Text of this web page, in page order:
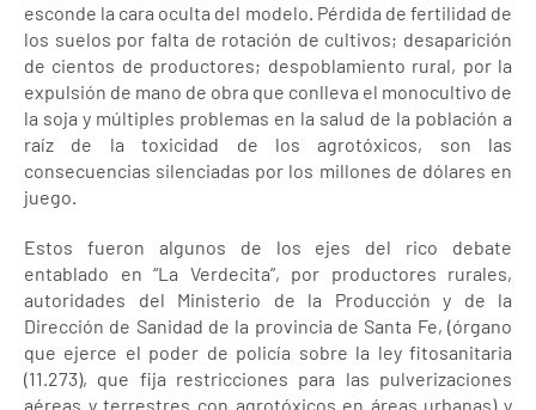
esconde la cara oculta del modelo. Pérdida de fertilidad de
los suelos por falta de rotación de cultivos; desaparición
de cientos de productores; despoblamiento rural, por la
expulsión de mano de obra que conlleva el monocultivo de
la soja y múltiples problemas en la salud de la población a
raíz de la toxicidad de los agrotóxicos, son las
consecuencias silenciadas por los millones de dólares en
juego.
Estos fueron algunos de los ejes del rico debate
entablado en “La Verdecita”, por productores rurales,
autoridades del Ministerio de la Producción y de la
Dirección de Sanidad de la provincia de Santa Fe, (órgano
que ejerce el poder de policía sobre la ley fitosanitaria
(11.273), que fija restricciones para las pulverizaciones
aéreas y terrestres con agrotóxicos en áreas urbanas) y